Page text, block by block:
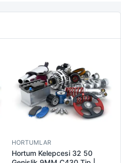
HORTUMLAR
Hortum Kelepcesi 32 50